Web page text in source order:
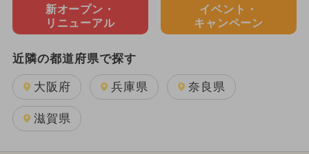
新オープン・
リニューアル
イベント・
キャンペーン
近隣の都道府県で探す
大阪府 兵庫県 奈良県
滋賀県